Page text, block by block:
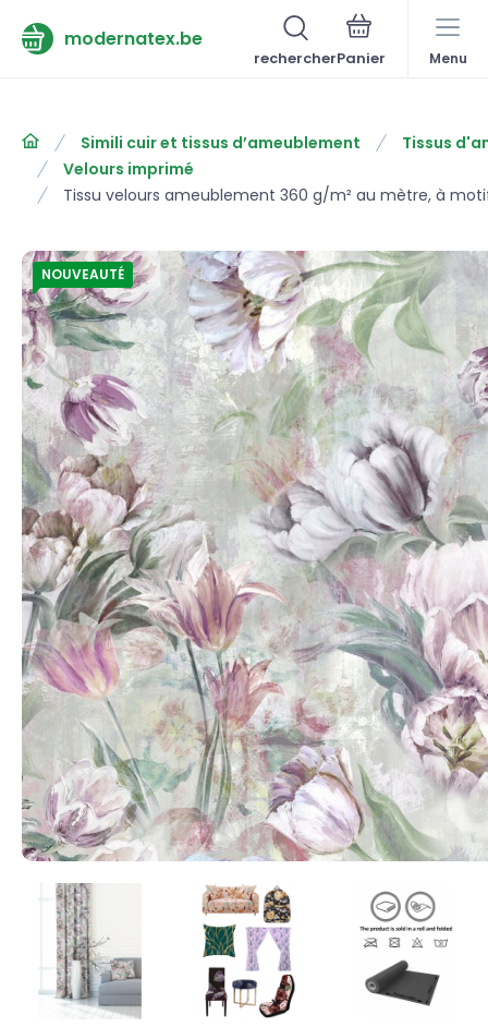
modernatex.be
rechercher Menu
Simili cuir et tissus d’ameublement
Tissus
Velours imprimé
Tissu velours ameublement 360 g/m² au mètre, à
NOUVEAUTÉ